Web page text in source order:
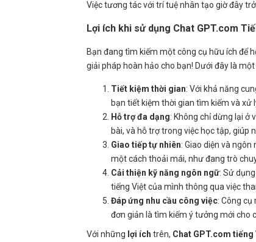
Việc tương tác với trí tuệ nhân tạo giờ đây
Lợi ích khi sử dụng Chat GPT.com
Bạn đang tìm kiếm một công cụ hữu ích để
giải pháp hoàn hảo cho bạn! Dưới đây là
Tiết kiệm thời gian: Với khả năng
bạn tiết kiệm thời gian tìm kiếm và xử
Hỗ trợ đa dạng: Không chỉ dừng lại ở
bài, và hỗ trợ trong việc học tập, giúp
Giao tiếp tự nhiên: Giao diện và
một cách thoải mái, như đang trò
Cải thiện kỹ năng ngôn ngữ: Sử dụng
tiếng Việt của mình thông qua việc
Đáp ứng nhu cầu công việc: Công
đơn giản là tìm kiếm ý tưởng mới cho
Với những lợi ích trên, Chat GPT.com tiếng